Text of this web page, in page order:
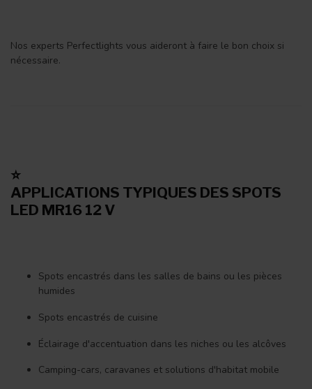
Nos experts Perfectlights vous aideront à faire le bon choix si
nécessaire.
⭐
APPLICATIONS TYPIQUES DES SPOTS
LED MR16 12 V
Spots encastrés dans les salles de bains ou les pièces
humides
Spots encastrés de cuisine
Éclairage d'accentuation dans les niches ou les alcôves
Camping-cars, caravanes et solutions d'habitat mobile